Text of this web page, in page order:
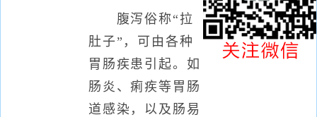
腹泻俗称“拉
肚子”，可由各种
胃肠疾患引起。如
肠炎、痢疾等胃肠
道感染，以及肠易